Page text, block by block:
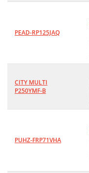
PEAD-RP125JAQ
CITY MULTI
P250YMF-B
PUHZ-FRP71VHA